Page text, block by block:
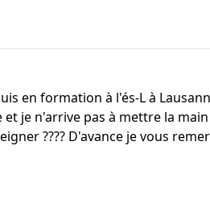
en formation à l'és-L à
je n'arrive pas à mettre la
???? D'avance je vous